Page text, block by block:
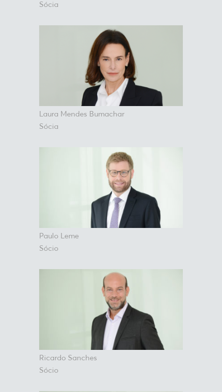
Sócia
Laura Mendes Bumachar
Sócia
Paulo Leme
Sócio
Ricardo Sanches
Sócio